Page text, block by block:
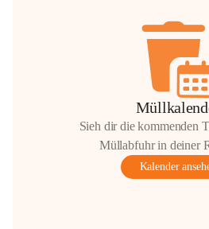
Sieh dir die kommenden
Müllabfuhr in deiner
Kalender